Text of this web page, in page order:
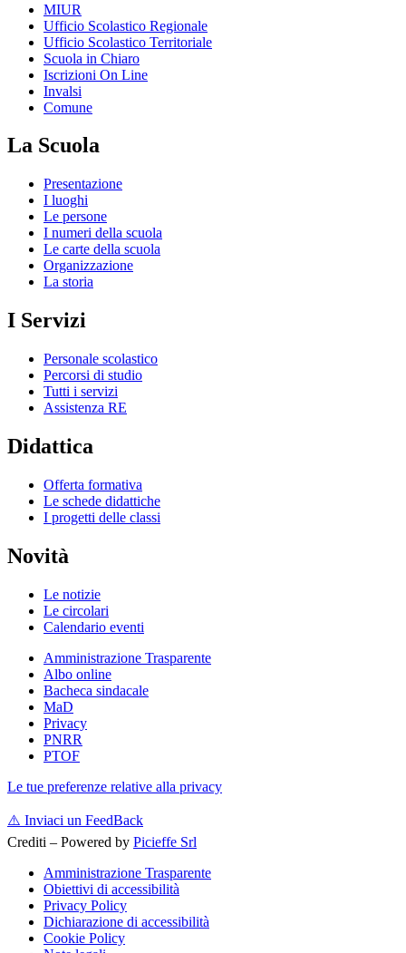
MIUR
Ufficio Scolastico Regionale
Ufficio Scolastico Territoriale
Scuola in Chiaro
Iscrizioni On Line
Invalsi
Comune
La Scuola
Presentazione
I luoghi
Le persone
I numeri della scuola
Le carte della scuola
Organizzazione
La storia
I Servizi
Personale scolastico
Percorsi di studio
Tutti i servizi
Assistenza RE
Didattica
Offerta formativa
Le schede didattiche
I progetti delle classi
Novità
Le notizie
Le circolari
Calendario eventi
Amministrazione Trasparente
Albo online
Bacheca sindacale
MaD
Privacy
PNRR
PTOF
Le tue preferenze relative alla privacy
⚠️ Inviaci un FeedBack
Crediti – Powered by Picieffe Srl
Amministrazione Trasparente
Obiettivi di accessibilità
Privacy Policy
Dichiarazione di accessibilità
Cookie Policy